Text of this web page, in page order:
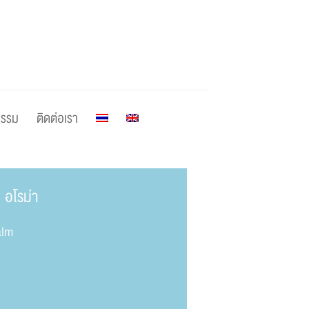
รม ติดต่อเรา
โรม่า